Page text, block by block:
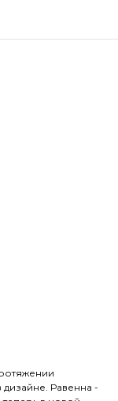
Равенна -